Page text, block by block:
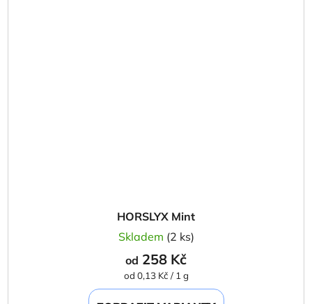
HORSLYX Mint
Skladem (2 ks)
od 258 Kč
Měrná
cena:
od 0,13 Kč / 1 g